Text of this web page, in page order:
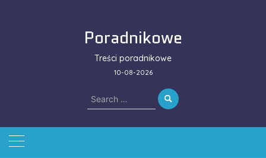
Poradnikowe
Treści poradnikowe
10-08-2026
Search
for: